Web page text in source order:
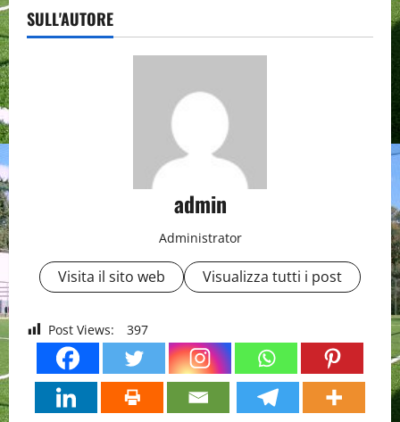
SULL'AUTORE
admin
Administrator
Visita il sito web Visualizza tutti i post
Post Views: 397